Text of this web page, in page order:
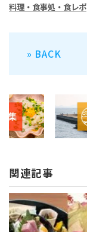
料理・食事処・食レポ
» BACK
関連記事